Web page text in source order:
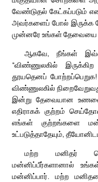
வேண்டுதல் கேட்கப்படும்
அவர்களைப் போல் இருக்க
முன்னரே உங்கள் தேவையை
ஆகவே, நீங்கள்
“விண்ணுலகில்
தூயதெனப் போற்றப்பெறுக!
விண்ணுலகில்
இன்று தேவையான உணவை
எதிராகக் குற்றம்
எங்கள் குற்றங்களை
உட்படுத்தாதேயும்,
மற்ற மனிதர்
மன்னிப்பீர்களானால்
மன்னிப்பார். மற்ற